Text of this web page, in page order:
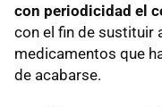
con periodicidad el
con el fin de sustituir
medicamentos que
de acabarse.